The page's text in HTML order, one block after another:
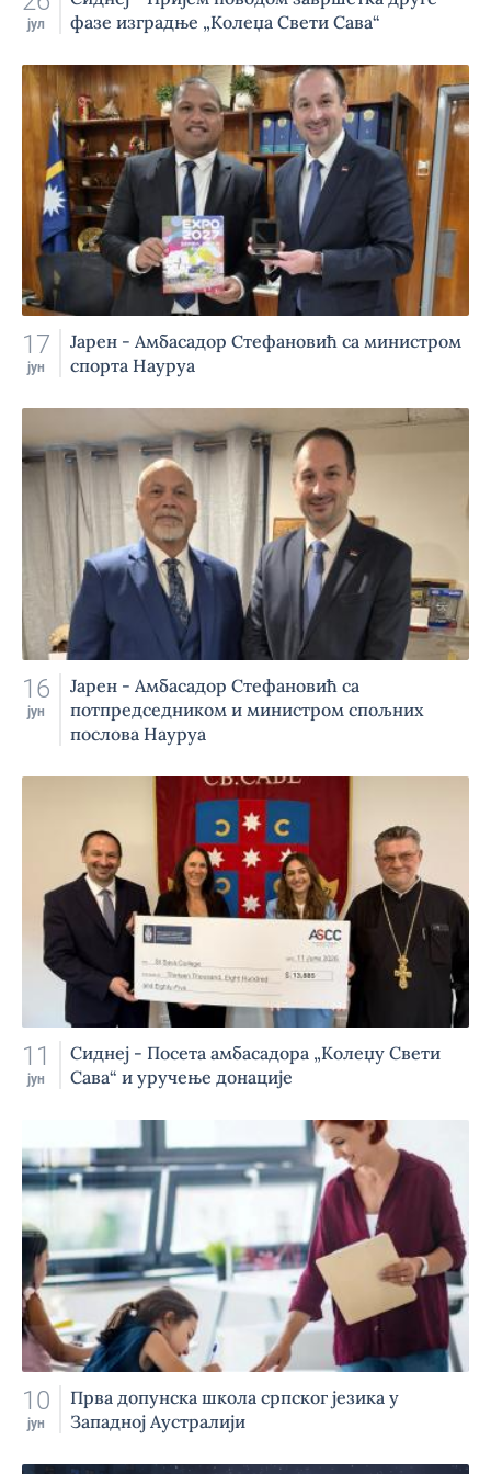
јул
фазе изградње „Колеџа Свети Сава“
17
јун
Јарен - Амбасадор Стефановић са министром
спорта Науруа
16
јун
Јарен - Амбасадор Стефановић са
потпредседником и министром спољних
послова Науруа
11
јун
Сиднеј - Посета амбасадора „Колеџу Свети
Сава“ и уручење донације
10
јун
Прва допунска школа српског језика у
Западној Аустралији